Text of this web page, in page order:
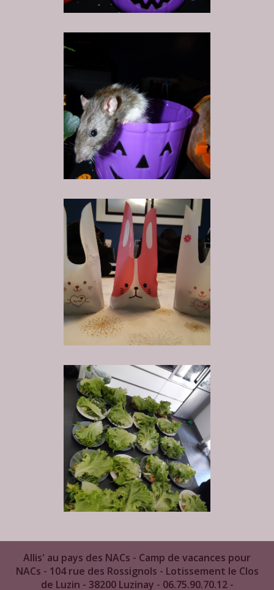
Allis' au pays des NACs - Camp de vacances pour
NACs - 104 rue des Rossignols - Lotissement le Clos
de Luzin - 38200 Luzinay - 06.75.90.70.12 -